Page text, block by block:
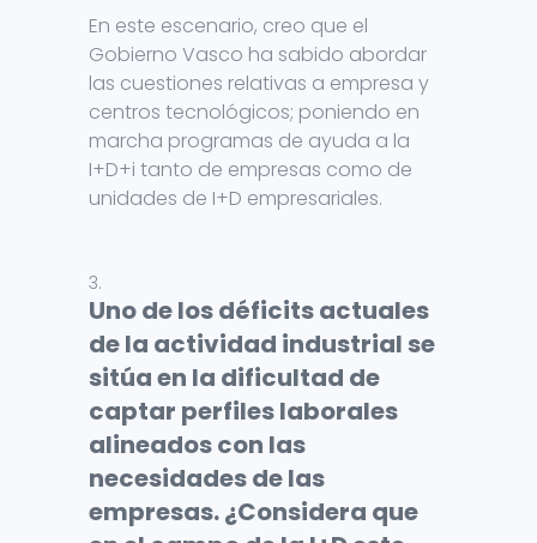
En este escenario, creo que el
Gobierno Vasco ha sabido abordar
las cuestiones relativas a empresa y
centros tecnológicos; poniendo en
marcha programas de ayuda a la
I+D+i tanto de empresas como de
unidades de I+D empresariales.
Uno de los déficits actuales
de la actividad industrial se
sitúa en la dificultad de
captar perfiles laborales
alineados con las
necesidades de las
empresas. ¿Considera que